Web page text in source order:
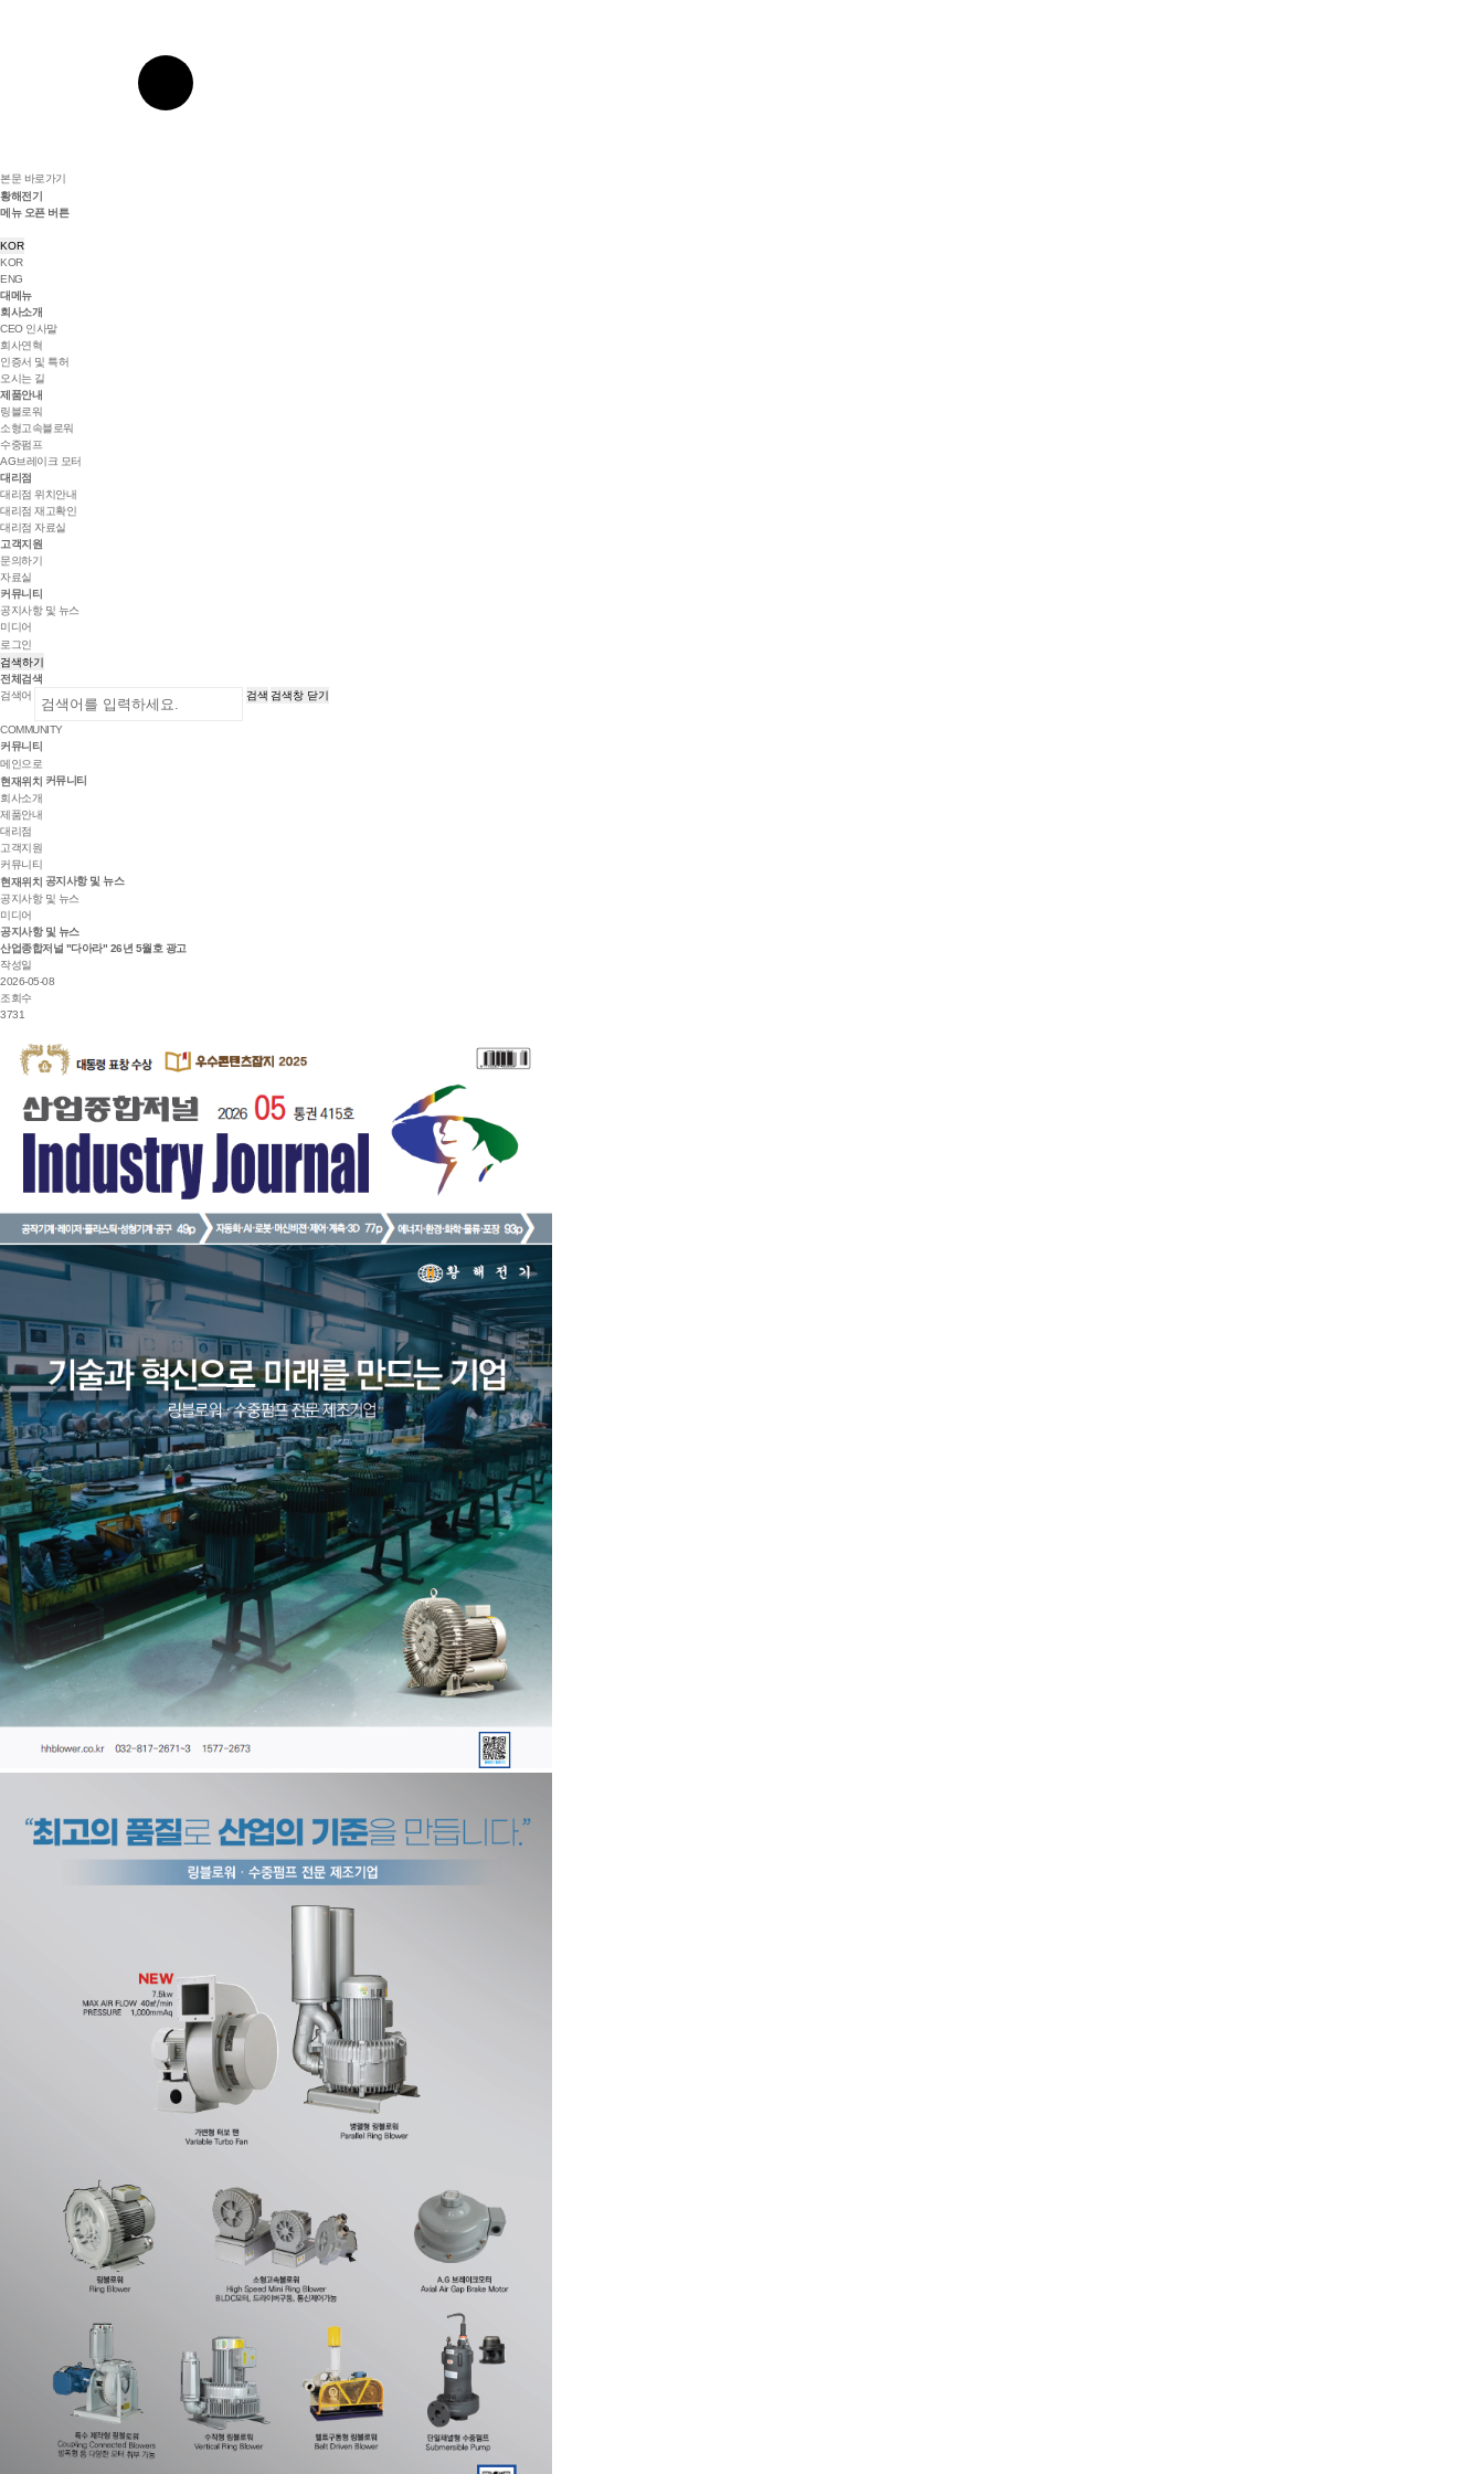
본문 바로가기
황해전기
메뉴 오픈 버튼
KOR
KOR
ENG
대메뉴
회사소개
CEO 인사말
회사연혁
인증서 및 특허
오시는 길
제품안내
링블로워
소형고속블로워
수중펌프
AG브레이크 모터
대리점
대리점 위치안내
대리점 재고확인
대리점 자료실
고객지원
문의하기
자료실
커뮤니티
공지사항 및 뉴스
미디어
로그인
검색하기
전체검색
검색어
검색 검색창 닫기
COMMUNITY
커뮤니티
메인으로
현재위치 커뮤니티
회사소개
제품안내
대리점
고객지원
커뮤니티
현재위치 공지사항 및 뉴스
공지사항 및 뉴스
미디어
공지사항 및 뉴스
산업종합저널 "다아라" 26년 5월호 광고
작성일
2026-05-08
조회수
3731